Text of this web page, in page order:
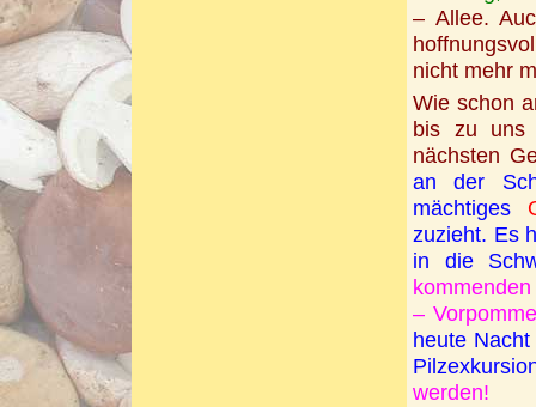
– Allee.
nicht mehr
Wie schon
bis zu uns
nächsten
an der
mächtiges
zuzieht. Es
in die
–
heute
werden!